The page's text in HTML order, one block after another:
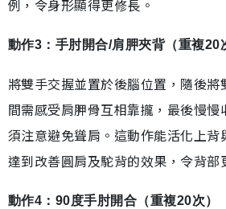
例，令身形顯得更修長。
動作3：手肘開合/肩胛夾背（重複20
將雙手交握並置於後腦位置，隨後將
間需感受肩胛骨互相靠攏，最後慢
須注意避免聳肩。這動作能活化上背
達到改善圓肩及駝背的效果，令背部
動作4：90度手肘開合（重複20次）